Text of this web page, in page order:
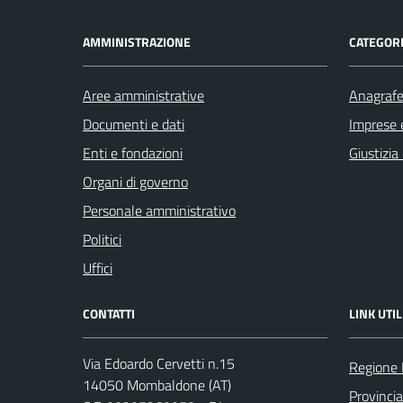
AMMINISTRAZIONE
Aree amministrative
Documenti e dati
Enti e fondazioni
Organi di governo
Personale amministrativo
Politici
Uffici
Imprese
CONTATTI
Via Edoardo Cervetti n.15
14050 Mombaldone (AT)
LINK